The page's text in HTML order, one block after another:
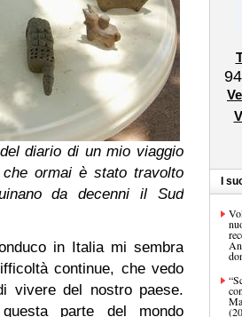
diario di un mio viaggio
ormai è stato travolto
da decenni il Sud
in Italia mi sembra
continue, che vedo
vivere del nostro paese.
parte del mondo
I